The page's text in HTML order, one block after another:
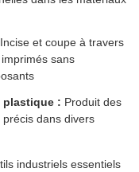
Incise et coupe à travers
sans
plastique : Produit des
dans divers
industriels essentiels